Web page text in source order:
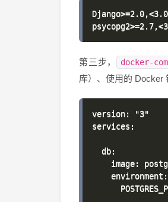
Django>=2.0,<3.0
第三步， docker-
库）、使用的 Docker
version: "3"
services:
  db:
image:
    environment: